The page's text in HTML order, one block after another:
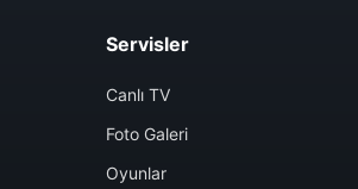
Servisler
Canlı TV
Foto Galeri
Oyunlar